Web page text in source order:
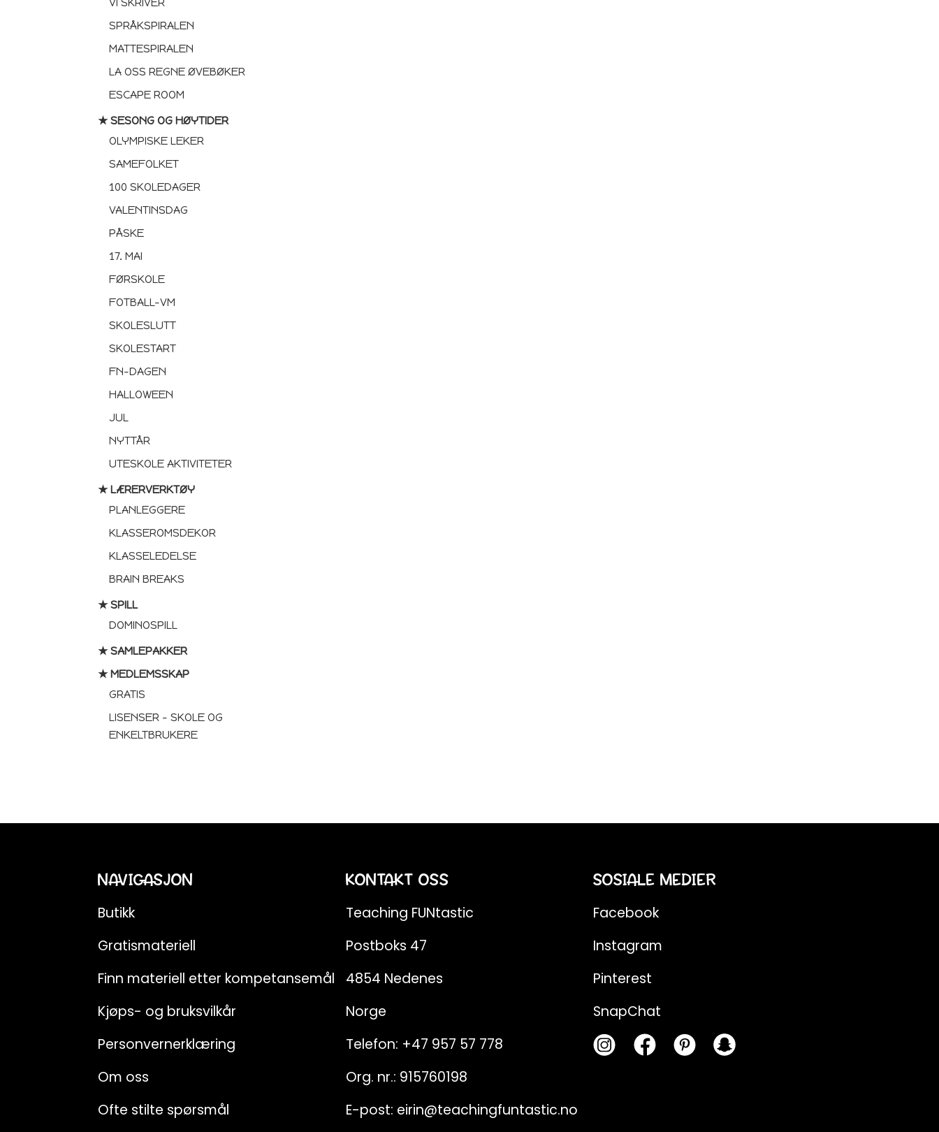
SPRÅKSPIRALEN
MATTESPIRALEN
LA OSS REGNE ØVEBØKER
ESCAPE ROOM
★ SESONG OG HØYTIDER
OLYMPISKE LEKER
SAMEFOLKET
100 SKOLEDAGER
VALENTINSDAG
PÅSKE
17. MAI
FØRSKOLE
FOTBALL-VM
SKOLESLUTT
SKOLESTART
FN-DAGEN
HALLOWEEN
JUL
NYTTÅR
UTESKOLE AKTIVITETER
★ LÆRERVERKTØY
PLANLEGGERE
KLASSEROMSDEKOR
KLASSELEDELSE
BRAIN BREAKS
★ SPILL
DOMINOSPILL
★ SAMLEPAKKER
★ MEDLEMSSKAP
GRATIS
LISENSER – SKOLE OG
ENKELTBRUKERE
NAVIGASJON
Butikk
Gratismateriell
Finn materiell etter kompetansemål
Kjøps- og bruksvilkår
Personvernerklæring
Om oss
Ofte stilte spørsmål
KONTAKT OSS
Teaching FUNtastic
Postboks 47
4854 Nedenes
Norge
Telefon: +47 957 57 778
Org. nr.: 915760198
E-post: eirin@teachingfuntastic.no
SOSIALE MEDIER
Facebook
Instagram
Pinterest
SnapChat